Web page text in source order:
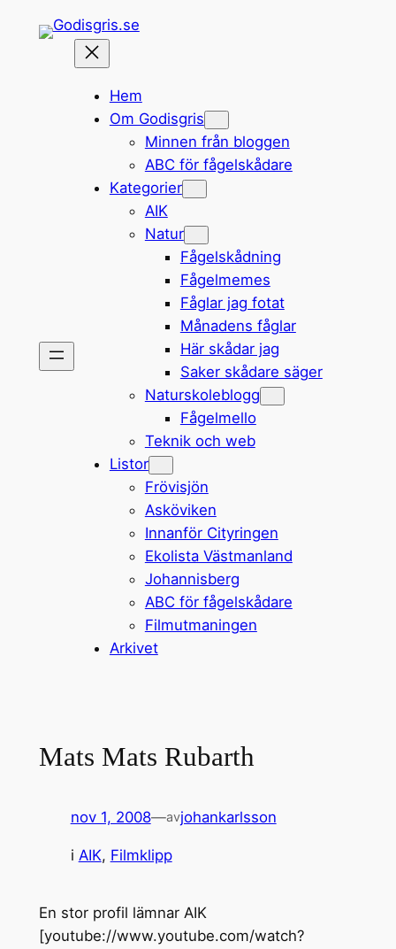
Hem
Om Godisgris
Minnen från bloggen
ABC för fågelskådare
Kategorier
AIK
Natur
Fågelskådning
Fågelmemes
Fåglar jag fotat
Månadens fåglar
Här skådar jag
Saker skådare säger
Naturskoleblogg
Fågelmello
Teknik och web
Listor
Frövisjön
Asköviken
Innanför Cityringen
Ekolista Västmanland
Johannisberg
ABC för fågelskådare
Filmutmaningen
Arkivet
Mats Mats Rubarth
nov 1, 2008—avjohankarlsson
i AIK, Filmklipp
En stor profil lämnar AIK
[youtube://www.youtube.com/watch?